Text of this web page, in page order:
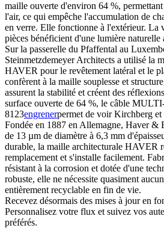
maille ouverte d'environ 64 %,
l'air, ce qui empêche l'accumulation de
en verre. Elle fonctionne à l'extérieur. La
pièces bénéficient d'une lumière naturelle
Sur la passerelle du Pfaffental au
Steinmetzdemeyer Architects a utilisé la
HAVER pour le revêtement latéral et le
confèrent à la maille souplesse et
assurent la stabilité et créent des
surface ouverte de 64 %, le câble
8123engrenerpermet de voir Kirchberg et
Fondée en 1887 en Allemagne, Haver &
de 13 µm de diamètre à 6,3 mm
durable, la maille architecturale HAVER
remplacement et s'installe facilement.
résistant à la corrosion et dotée d'une
robuste, elle ne nécessite quasiment
entièrement recyclable en fin de vie.
Recevez désormais des mises à jour en
Personnalisez votre flux et suivez vos
préférés.